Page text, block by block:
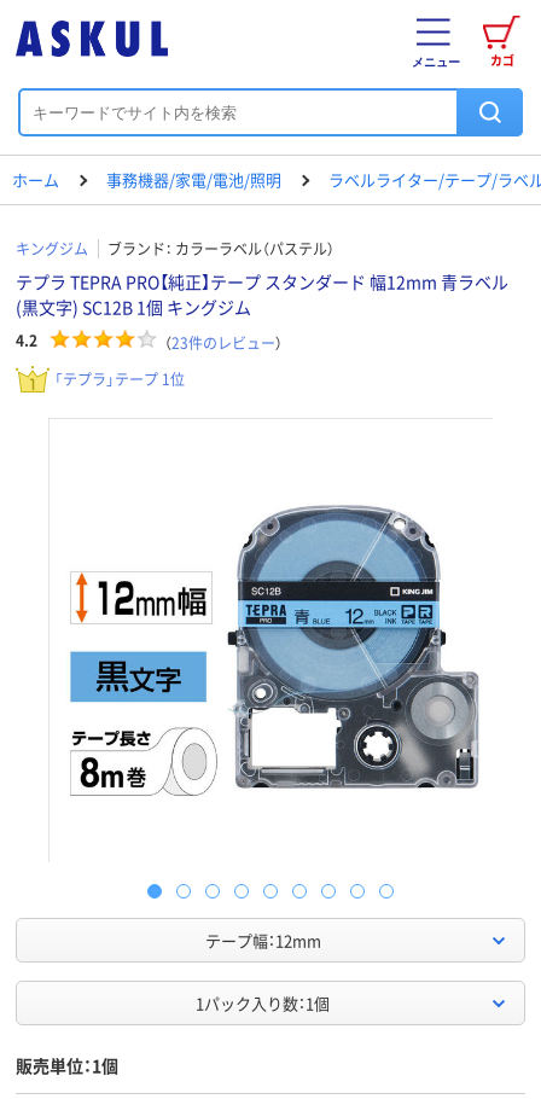
カゴ
メニュー
ホーム 事務機器/家電/電池/照明 ラベルライター/テープ/ラベ
キングジム ブランド： カラーラベル（パステル）
テプラ TEPRA PRO【純正】テープ スタンダード 幅12mm 青ラベル
(黒文字) SC12B 1個 キングジム
4.2 （23件のレビュー）
「テプラ」テープ 1位
テープ幅：12mm
1パック入り数：1個
販売単位：1個